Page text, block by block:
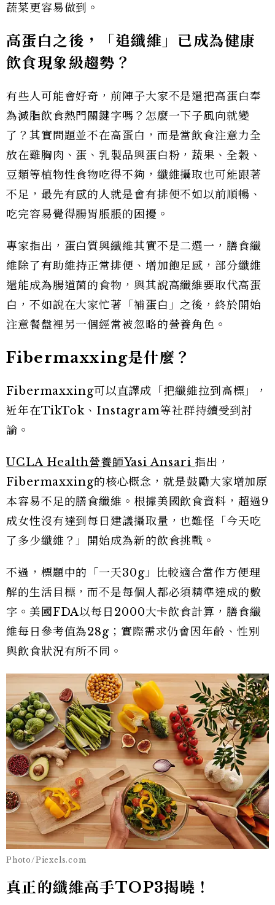
蔬菜更容易做到。
高蛋白之後，「追纖維」已成為健康
飲食現象級趨勢？
有些人可能會好奇，前陣子大家不是還把高蛋白奉
為減脂飲食熱門關鍵字嗎？怎麼一下子風向就變
了？其實問題並不在高蛋白，而是當飲食注意力全
放在雞胸肉、蛋、乳製品與蛋白粉，蔬果、全穀、
豆類等植物性食物吃得不夠，纖維攝取也可能跟著
不足，最先有感的人就是會有排便不如以前順暢、
吃完容易覺得腸胃脹脹的困擾。
專家指出，蛋白質與纖維其實不是二選一，膳食纖
維除了有助維持正常排便、增加飽足感，部分纖維
還能成為腸道菌的食物，與其說高纖維要取代高蛋
白，不如說在大家忙著「補蛋白」之後，終於開始
注意餐盤裡另一個經常被忽略的營養角色。
Fibermaxxing是什麼？
Fibermaxxing可以直譯成「把纖維拉到高標」，
近年在TikTok、Instagram等社群持續受到討
論。
UCLA Health營養師Yasi Ansari 指出，
Fibermaxxing的核心概念，就是鼓勵大家增加原
本容易不足的膳食纖維。根據美國飲食資料，超過9
成女性沒有達到每日建議攝取量，也難怪「今天吃
了多少纖維？」開始成為新的飲食挑戰。
不過，標題中的「一天30g」比較適合當作方便理
解的生活目標，而不是每個人都必須精準達成的數
字。美國FDA以每日2000大卡飲食計算，膳食纖
維每日參考值為28g；實際需求仍會因年齡、性別
與飲食狀況有所不同。
Photo/Piexels.com
真正的纖維高手TOP3揭曉！